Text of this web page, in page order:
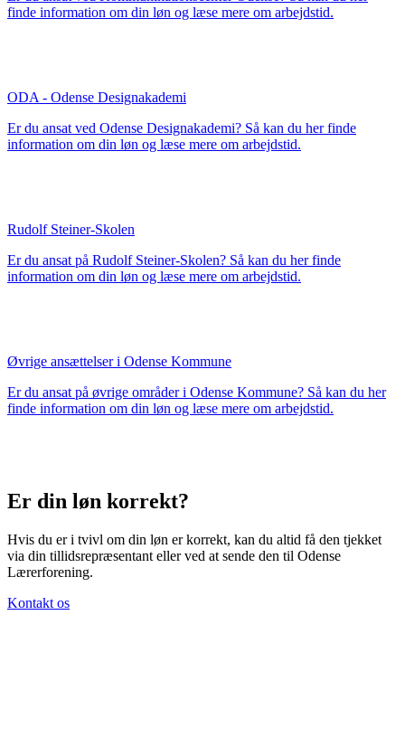
finde information om din løn og læse mere om arbejdstid.
ODA - Odense Designakademi
Er du ansat ved Odense Designakademi? Så kan du her finde
information om din løn og læse mere om arbejdstid.
Rudolf Steiner-Skolen
Er du ansat på Rudolf Steiner-Skolen? Så kan du her finde
information om din løn og læse mere om arbejdstid.
Øvrige ansættelser i Odense Kommune
Er du ansat på øvrige områder i Odense Kommune? Så kan du her
finde information om din løn og læse mere om arbejdstid.
Er din løn korrekt?
Hvis du er i tvivl om din løn er korrekt, kan du altid få den tjekket
via din tillidsrepræsentant eller ved at sende den til Odense
Lærerforening.
Kontakt os